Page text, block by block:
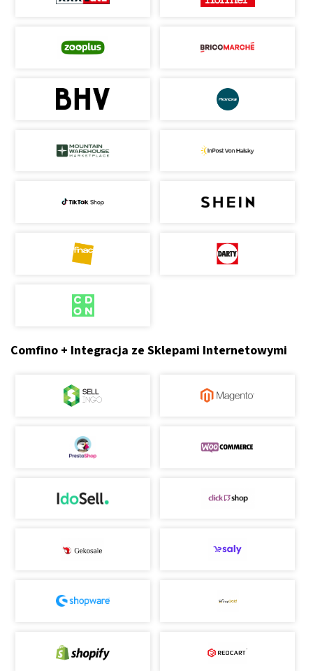
Comfino + Integracja ze Sklepami Internetowymi